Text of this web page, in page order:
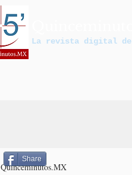
La revista digital de
Quinceminutos.MX
Share